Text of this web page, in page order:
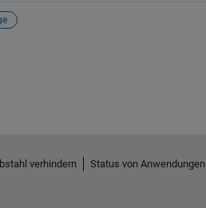
verhindern Status von Anwendungen